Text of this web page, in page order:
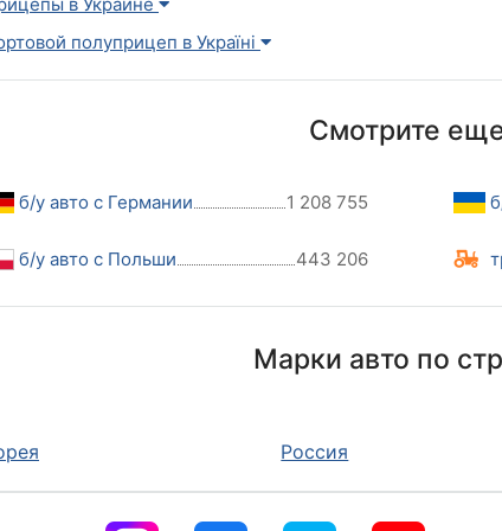
полуприцеп в Україні
Смотрите
б/у авто с Германии 1 208 755
б/у авто с Польши 443 206
Марки авто по
Россия